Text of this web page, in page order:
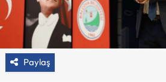
Paylaş